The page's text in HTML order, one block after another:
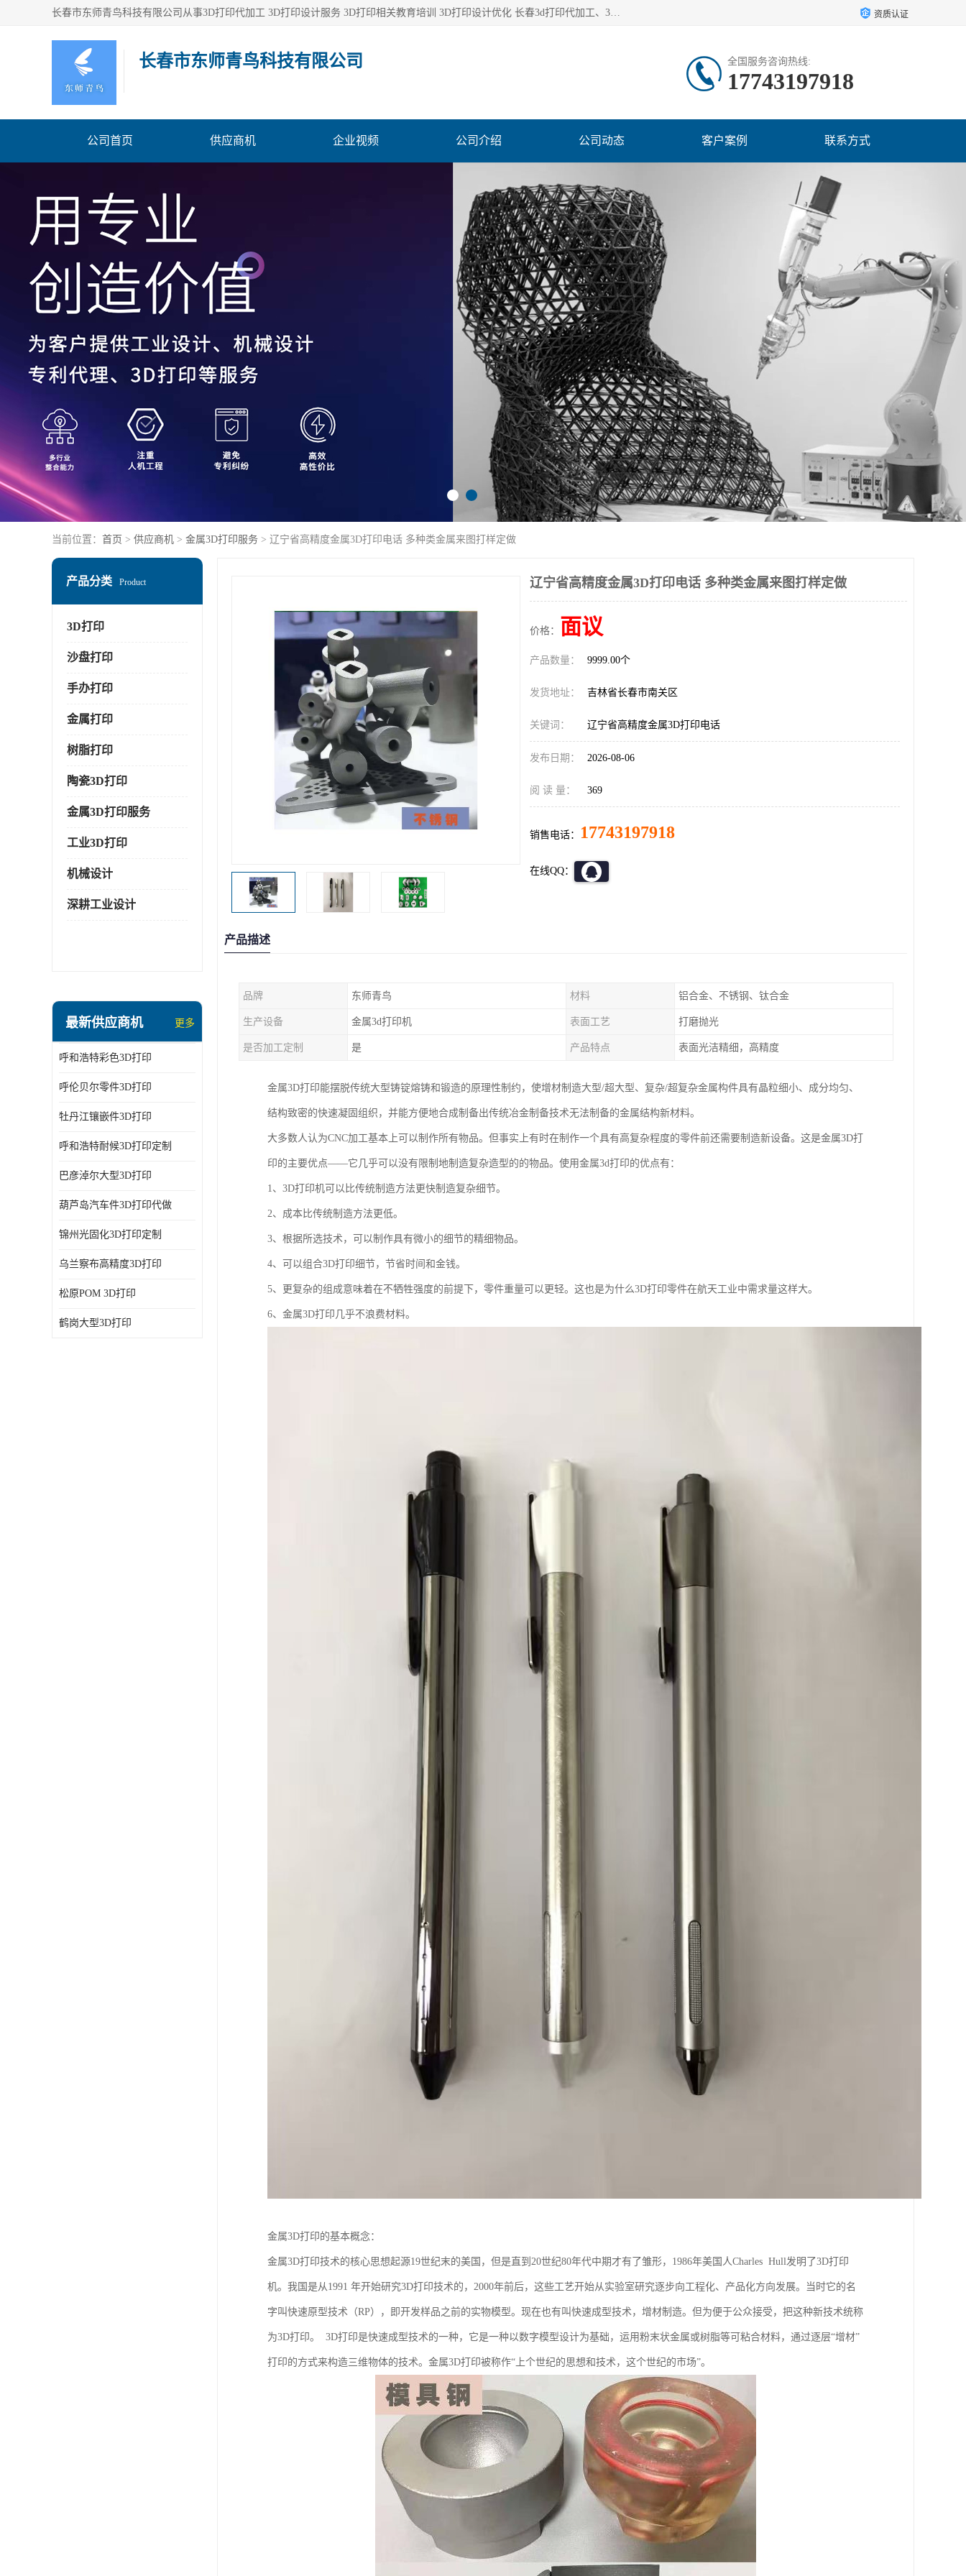
长春市东师青鸟科技有限公司从事3D打印代加工 3D打印设计服务 3D打印相关教育培训 3D打印设计优化 长春3d打印代加工、3D打印代加工及设计服务、3D打印相关教育培训、专利代理及优化、3D打印上下游技术服务，深耕工业设计、机械设计、3D打印多年年，拥有多项技术，辅助数十位客户完成自己的发明及实用新型专利。 资质认证
长春市东师青鸟科技有限公司 全国服务咨询热线:
17743197918
公司首页 供应商机 企业视频 公司介绍 公司动态 客户案例 联系方式
当前位置： 首页 > 供应商机 > 金属3D打印服务 > 辽宁省高精度金属3D打印电话 多种类金属来图打样定做
产品分类 Product
3D打印
沙盘打印
手办打印
金属打印
树脂打印
陶瓷3D打印
金属3D打印服务
工业3D打印
机械设计
深耕工业设计
最新供应商机 更多
呼和浩特彩色3D打印
呼伦贝尔零件3D打印
牡丹江镶嵌件3D打印
呼和浩特耐候3D打印定制
巴彦淖尔大型3D打印
葫芦岛汽车件3D打印代做
锦州光固化3D打印定制
乌兰察布高精度3D打印
松原POM 3D打印
鹤岗大型3D打印
辽宁省高精度金属3D打印电话 多种类金属来图打样定做
价格： 面议
产品数量： 9999.00个
发货地址： 吉林省长春市南关区
关键词： 辽宁省高精度金属3D打印电话
发布日期： 2026-08-06
阅 读 量： 369
销售电话： 17743197918
在线QQ：
产品描述
品牌 东师青鸟 材料 铝合金、不锈钢、钛合金
生产设备 金属3d打印机 表面工艺 打磨抛光
是否加工定制 是 产品特点 表面光洁精细，高精度
金属3D打印能摆脱传统大型铸锭熔铸和锻造的原理性制约，使增材制造大型/超大型、复杂/超复杂金属构件具有晶粒细小、成分均匀、
结构致密的快速凝固组织，并能方便地合成制备出传统冶金制备技术无法制备的金属结构新材料。
大多数人认为CNC加工基本上可以制作所有物品。但事实上有时在制作一个具有高复杂程度的零件前还需要制造新设备。这是金属3D打
印的主要优点——它几乎可以没有限制地制造复杂造型的的物品。使用金属3d打印的优点有：
1、3D打印机可以比传统制造方法更快制造复杂细节。
2、成本比传统制造方法更低。
3、根据所选技术，可以制作具有微小的细节的精细物品。
4、可以组合3D打印细节，节省时间和金钱。
5、更复杂的组成意味着在不牺牲强度的前提下，零件重量可以更轻。这也是为什么3D打印零件在航天工业中需求量这样大。
6、金属3D打印几乎不浪费材料。
金属3D打印的基本概念：
金属3D打印技术的核心思想起源19世纪末的美国，但是直到20世纪80年代中期才有了雏形，1986年美国人Charles Hull发明了3D打印
机。我国是从1991 年开始研究3D打印技术的，2000年前后，这些工艺开始从实验室研究逐步向工程化、产品化方向发展。当时它的名
字叫快速原型技术（RP），即开发样品之前的实物模型。现在也有叫快速成型技术，增材制造。但为便于公众接受，把这种新技术统称
为3D打印。 3D打印是快速成型技术的一种，它是一种以数字模型设计为基础，运用粉末状金属或树脂等可粘合材料，通过逐层“增材”
打印的方式来构造三维物体的技术。金属3D打印被称作“上个世纪的思想和技术，这个世纪的市场”。